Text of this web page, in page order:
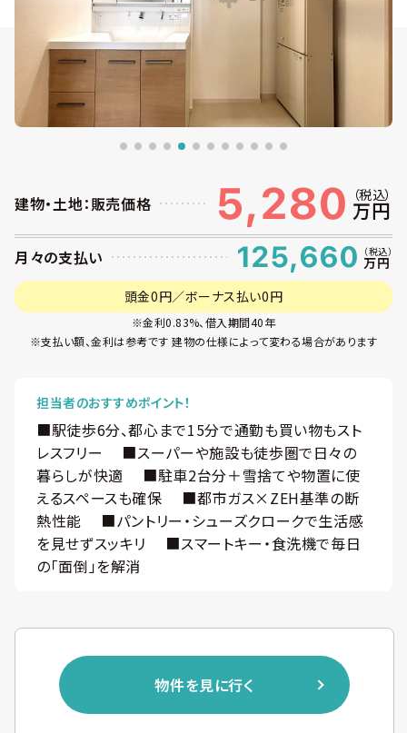
建物・土地：販売価格 5,280 （税込）
万円
月々の支払い 125,660 （税込）
万円
頭金0円／ボーナス払い0円
※金利0.83%、借入期間40年
※支払い額、金利は参考です 建物の仕様によって変わる場合があります
担当者のおすすめポイント！
■駅徒歩6分、都心まで15分で通勤も買い物もスト
レスフリー ■スーパーや施設も徒歩圏で日々の
暮らしが快適 ■駐車2台分＋雪捨てや物置に使
えるスペースも確保 ■都市ガス×ZEH基準の断
熱性能 ■パントリー・シューズクロークで生活感
を見せずスッキリ ■スマートキー・食洗機で毎日
の「面倒」を解消
物件を見に行く